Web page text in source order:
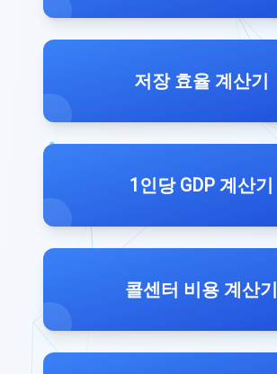
저장 효율 계산기
1인당 GDP 계산기
콜센터 비용 계산기